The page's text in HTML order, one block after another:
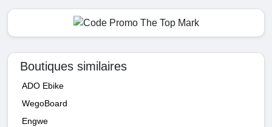
Boutiques similaires
ADO Ebike
WegoBoard
Engwe